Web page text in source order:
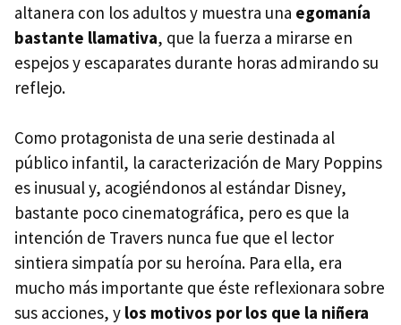
altanera con los adultos y muestra una egomanía
bastante llamativa, que la fuerza a mirarse en
espejos y escaparates durante horas admirando su
reflejo.
Como protagonista de una serie destinada al
público infantil, la caracterización de Mary Poppins
es inusual y, acogiéndonos al estándar Disney,
bastante poco cinematográfica, pero es que la
intención de Travers nunca fue que el lector
sintiera simpatía por su heroína. Para ella, era
mucho más importante que éste reflexionara sobre
sus acciones, y los motivos por los que la niñera